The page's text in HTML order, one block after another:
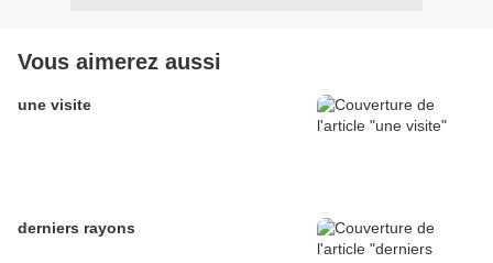
Vous aimerez aussi
une visite
derniers rayons